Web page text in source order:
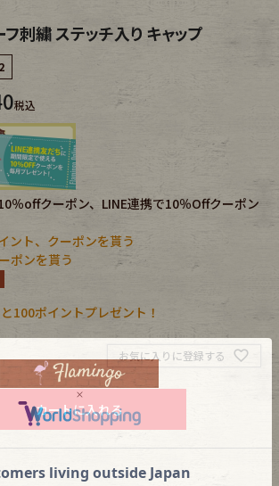
ース商品カテゴリーから探す
・アクセサリーから探す
Shoes
antique goods
vintage bicycle
刺繍 ステッチ入り キャップ
税込
％offクーポン、LINE連携で10％Offクーポン
ント、クーポンを貰う
ポンを貰う
100ポイントプレゼント！
お気に入りに登録する
カートに入れる